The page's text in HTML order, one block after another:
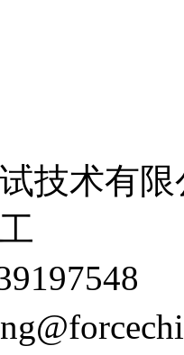
技术有